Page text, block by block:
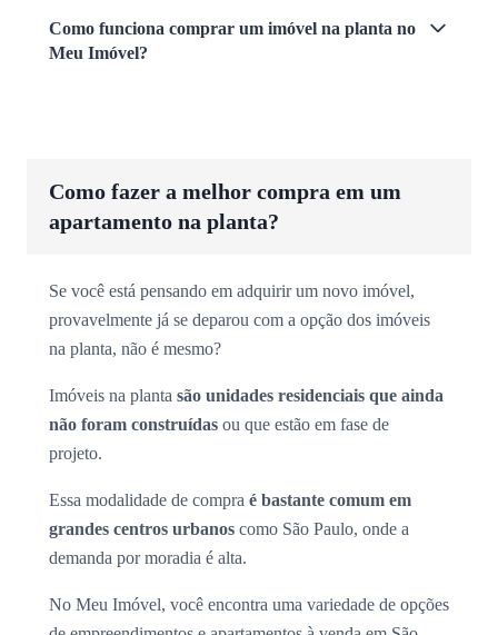
Como funciona comprar um imóvel na planta no
Meu Imóvel?
Como fazer a melhor compra em um
apartamento na planta?
Se você está pensando em adquirir um novo imóvel,
provavelmente já se deparou com a opção dos imóveis
na planta, não é mesmo?
Imóveis na planta são unidades residenciais que ainda
não foram construídas ou que estão em fase de
projeto.
Essa modalidade de compra é bastante comum em
grandes centros urbanos como São Paulo, onde a
demanda por moradia é alta.
No Meu Imóvel, você encontra uma variedade de opções